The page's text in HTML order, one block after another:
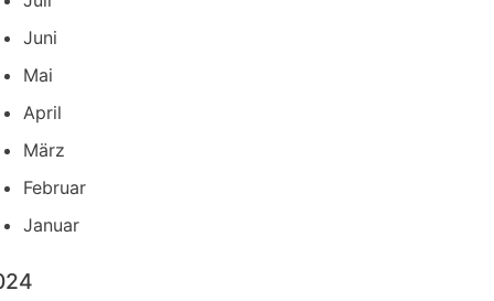
Juni
Mai
April
März
Februar
Januar